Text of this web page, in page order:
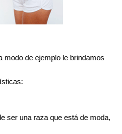
modo de ejemplo le brindamos
ser una raza que está de moda,